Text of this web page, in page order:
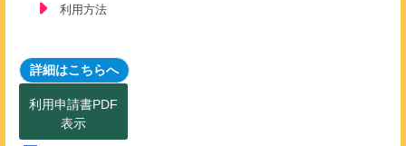
利用方法
詳細はこちらへ
利用申請書PDF
表示